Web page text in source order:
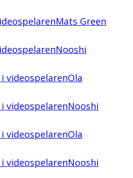
Mats Green
Nooshi
videospelarenOla
videospelarenNooshi
videospelarenOla
videospelarenNooshi